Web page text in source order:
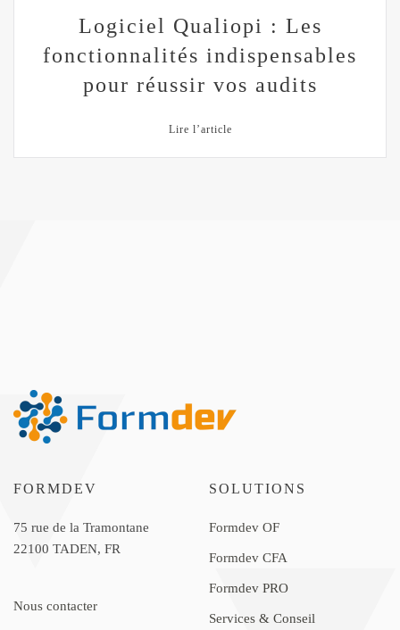
Logiciel Qualiopi : Les
fonctionnalités indispensables
pour réussir vos audits
Lire l’article
FORMDEV
75 rue de la Tramontane
22100 TADEN, FR
Nous contacter
SOLUTIONS
Formdev OF
Formdev CFA
Formdev PRO
Services & Conseil